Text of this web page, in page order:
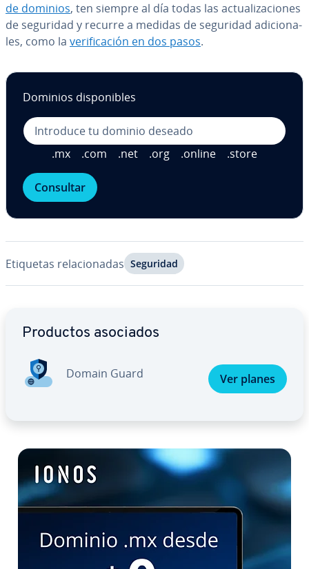
de dominios, ten siempre al día todas las ac­tua­li­za­cio­nes
de seguridad y recurre a medidas de seguridad adi­cio­na­
les, como la ve­ri­fi­ca­ción en dos pasos.
Dominios di­s­po­ni­bles
.mx .com .net .org .online .store
Consultar
Etiquetas re­la­cio­na­das Seguridad
Productos asociados
Domain Guard Ver planes